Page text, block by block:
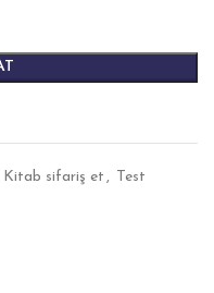
Kitab sifariş et ,
Test